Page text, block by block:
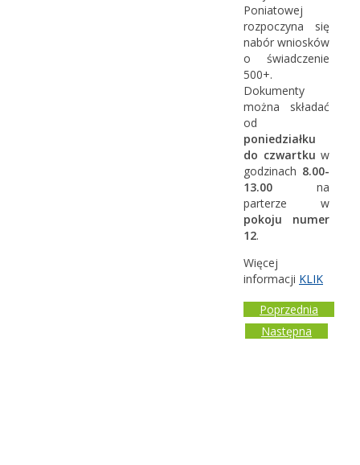
Poniatowej
rozpoczyna się
nabór wniosków
o świadczenie
500+.
Dokumenty
można składać
od
poniedziałku
do czwartku w
godzinach 8.00-
13.00 na
parterze w
pokoju numer
12.
Więcej
informacji KLIK
Poprzednia
Następna